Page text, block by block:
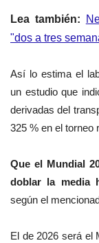
Lea también:
"dos a tres
Así lo estima el
un estudio que
derivadas del
325 % en el torneo
Que el Mundial
doblar la media
según el
El de 2026 será el